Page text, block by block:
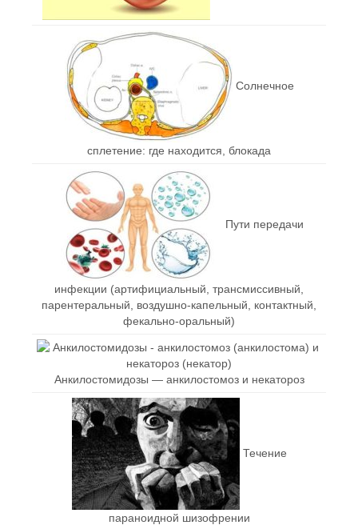
Солнечное
сплетение: где находится, блокада
Пути передачи
инфекции (артифициальный, трансмиссивный,
парентеральный, воздушно-капельный, контактный,
фекально-оральный)
Анкилостомидозы — анкилостомоз и некатороз
Течение
параноидной шизофрении